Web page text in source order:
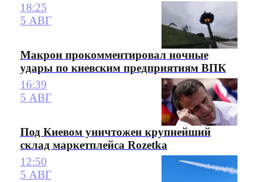
18:25
5 АВГ
Макрон прокомментировал ночные
удары по киевским предприятиям ВПК
16:39
5 АВГ
Под Киевом уничтожен крупнейший
склад маркетплейса Rozetka
12:50
5 АВГ